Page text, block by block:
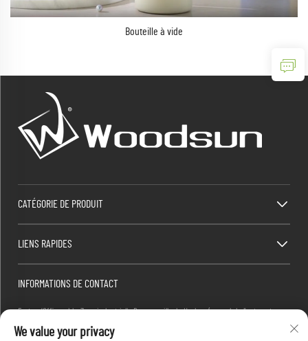
Bouteille à vide
CATÉGORIE DE PRODUIT
LIENS RAPIDES
INFORMATIONS DE CONTACT
Factory/Office add : Zone industrielle Dawang, ville de Heshan (au sud de l'autoroute
nationale 325), Yangjiang, Guangdong, Chine
We value your privacy